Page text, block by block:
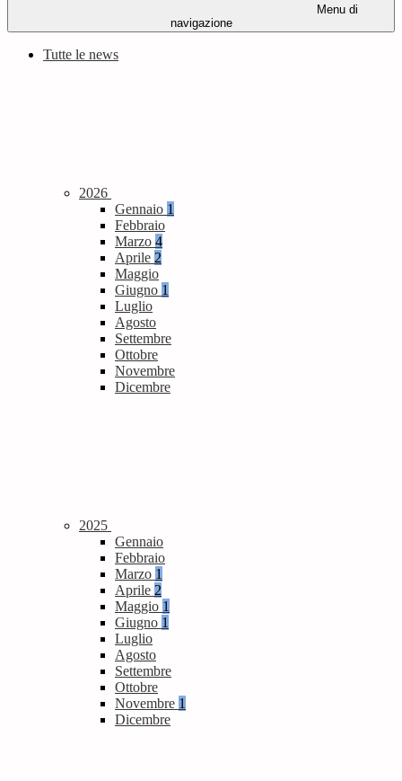
Menu di
navigazione
Tutte le news
2026
Gennaio 1
Febbraio
Marzo 4
Aprile 2
Maggio
Giugno 1
Luglio
Agosto
Settembre
Ottobre
Novembre
Dicembre
2025
Gennaio
Febbraio
Marzo 1
Aprile 2
Maggio 1
Giugno 1
Luglio
Agosto
Settembre
Ottobre
Novembre 1
Dicembre